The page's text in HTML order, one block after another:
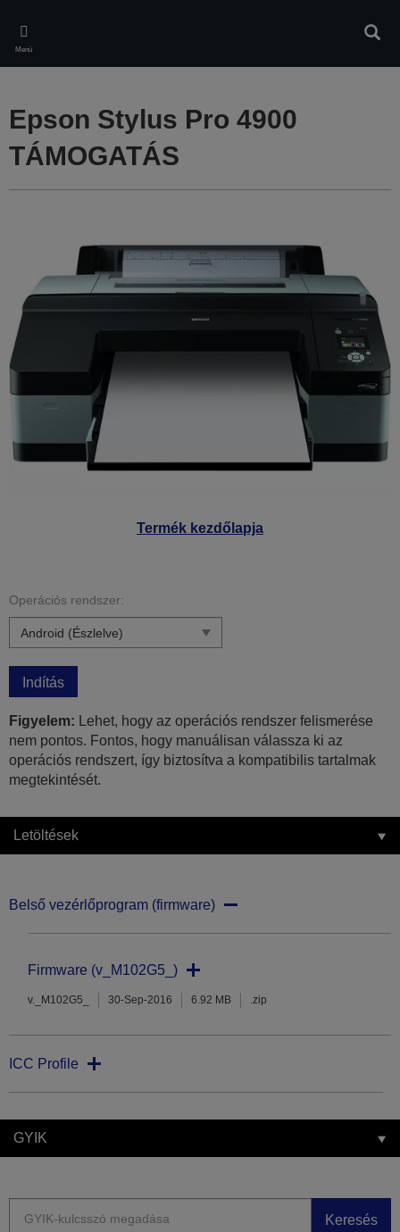
main
content
Menü
Termék kezdőlapja
Epson Stylus Pro 4900
TÁMOGATÁS
Operációs rendszer:
Indítás
Figyelem: Lehet, hogy az operációs rendszer felismerése
nem pontos. Fontos, hogy manuálisan válassza ki az
operációs rendszert, így biztosítva a kompatibilis tartalmak
megtekintését.
Letöltések
Belső vezérlőprogram (firmware)
Firmware (v_M102G5_)
v._M102G5_ 30-Sep-2016 6.92 MB .zip
ICC Profile
GYIK
Keresés